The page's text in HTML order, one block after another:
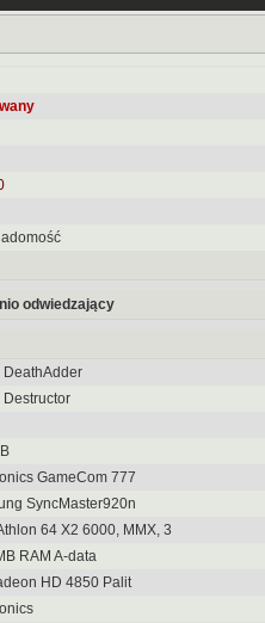
odwiedzający
DeathAdder
Destructor
GameCom 777
SyncMaster920n
64 X2 6000, MMX, 3
RAM A-data
HD 4850 Palit